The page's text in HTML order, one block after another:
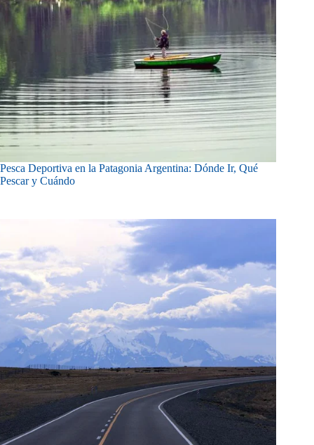
Pesca Deportiva en la Patagonia Argentina: Dónde Ir, Qué
Pescar y Cuándo